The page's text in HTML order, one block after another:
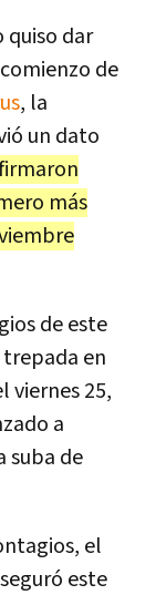
quiso dar
de
, la
un dato
más
de este
en
viernes 25,
a
suba de
el
este